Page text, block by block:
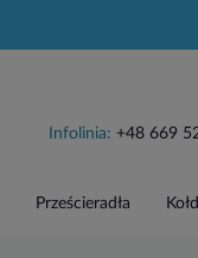
Infolinia: +48 669
Prześcieradła